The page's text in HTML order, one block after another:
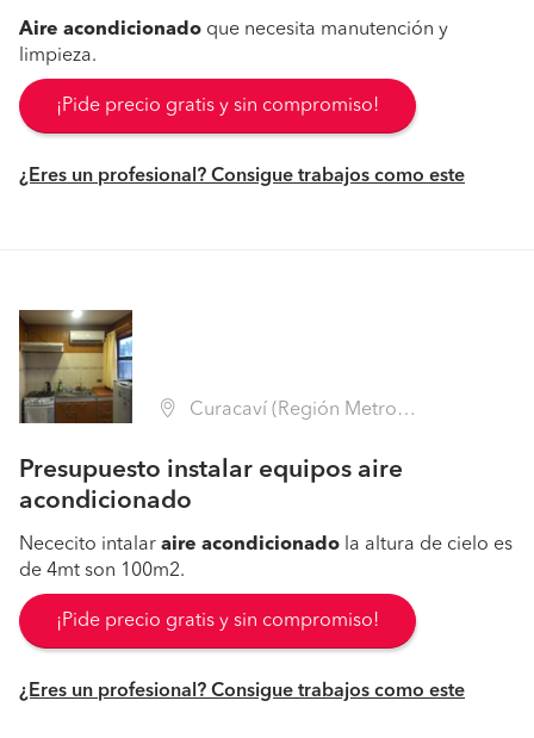
Aire acondicionado que necesita manutención y
limpieza.
¡Pide precio gratis y sin compromiso!
¿Eres un profesional? Consigue trabajos como este
Curacaví (Región Metropolitana - Melipilla)
Presupuesto instalar equipos aire
acondicionado
Nececito intalar aire acondicionado la altura de cielo es
de 4mt son 100m2.
¡Pide precio gratis y sin compromiso!
¿Eres un profesional? Consigue trabajos como este